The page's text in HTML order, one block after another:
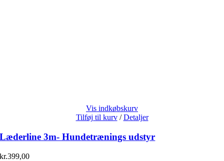
Vis indkøbskurv
Tilføj til kurv / Detaljer
Læderline 3m- Hundetrænings udstyr
kr.399,00